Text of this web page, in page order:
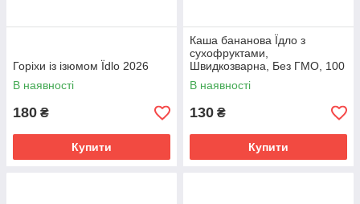
Горіхи із ізюмом Їdlo 2026
В наявності
180 ₴
Купити
Каша бананова Їдло з
сухофруктами,
Швидкозварна, Без ГМО, 100
гВ наявності
130 ₴
Купити